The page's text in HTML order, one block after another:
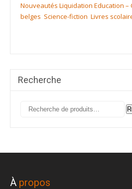
Nouveautés Liquidation Education –
belges Science-fiction Livres
Recherche
Recherche
À propos